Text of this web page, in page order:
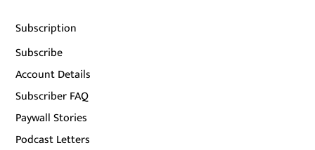
Subscription
Subscribe
Account Details
Subscriber FAQ
Paywall Stories
Podcast Letters